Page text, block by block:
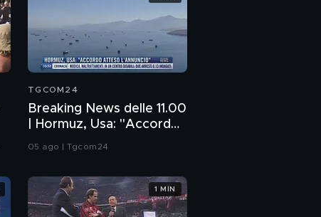
TGCOM24
Breaking News delle 11.00
| Hormuz, Usa: "Accordo
atteso l'annuncio"
05 ago | Tgcom24
1 MIN